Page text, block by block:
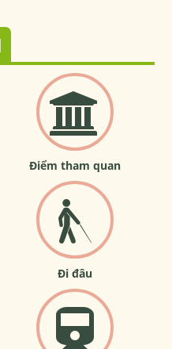
Điểm tham quan
Đi đâu